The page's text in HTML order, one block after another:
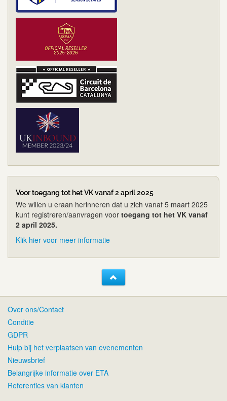
Voor toegang tot het VK vanaf 2 april 2025
We willen u eraan herinneren dat u zich vanaf 5 maart 2025
kunt registreren/aanvragen voor toegang tot het VK vanaf
2 april 2025.
Klik hier voor meer informatie
Over ons/Contact
Conditie
GDPR
Hulp bij het verplaatsen van evenementen
Nieuwsbrief
Belangrijke informatie over ETA
Referenties van klanten